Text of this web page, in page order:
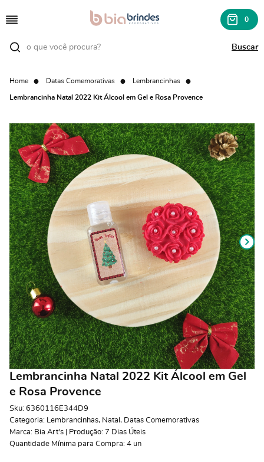
0
Home Datas Comemorativas Lembrancinhas
Lembrancinha Natal 2022 Kit Álcool em Gel e Rosa Provence
Lembrancinha Natal 2022 Kit Álcool em Gel
e Rosa Provence
Sku: 6360116E344D9
Categoria: Lembrancinhas, Natal, Datas Comemorativas
Marca: Bia Art's | Produção: 7 Dias Úteis
Quantidade Mínima para Compra: 4 un